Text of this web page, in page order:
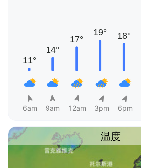
6am 9am 12am 3pm 6pm
温度